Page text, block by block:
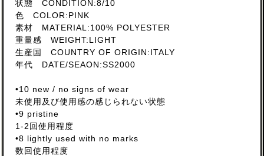
状態 CONDITION:8/10
色 COLOR:PINK
素材 MATERIAL:100% POLYESTER
重量感 WEIGHT:LIGHT
生産国 COUNTRY OF ORIGIN:ITALY
年代 DATE/SEAON:SS2000
•10 new / no signs of wear
未使用及び使用感の感じられない状態
•9 pristine
1-2回使用程度
•8 lightly used with no marks
数回使用程度